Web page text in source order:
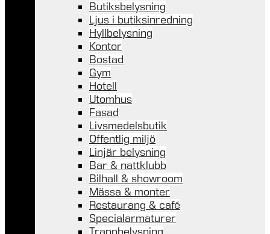
Butiksbelysning
Ljus i butiksinredning
Hyllbelysning
Kontor
Bostad
Gym
Hotell
Utomhus
Fasad
Livsmedelsbutik
Offentlig miljö
Linjär belysning
Bar & nattklubb
Bilhall & showroom
Mässa & monter
Restaurang & café
Specialarmaturer